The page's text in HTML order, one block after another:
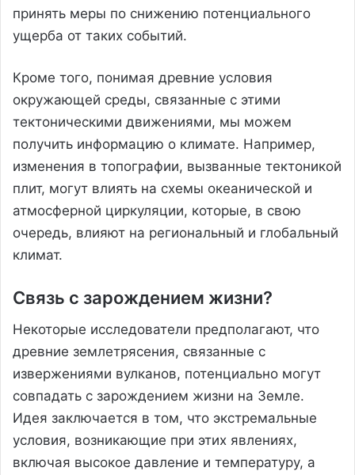
принять меры по снижению потенциального
ущерба от таких событий.
Кроме того, понимая древние условия
окружающей среды, связанные с этими
тектоническими движениями, мы можем
получить информацию о климате. Например,
изменения в топографии, вызванные тектоникой
плит, могут влиять на схемы океанической и
атмосферной циркуляции, которые, в свою
очередь, влияют на региональный и глобальный
климат.
Связь с зарождением жизни?
Некоторые исследователи предполагают, что
древние землетрясения, связанные с
извержениями вулканов, потенциально могут
совпадать с зарождением жизни на Земле.
Идея заключается в том, что экстремальные
условия, возникающие при этих явлениях,
включая высокое давление и температуру, а